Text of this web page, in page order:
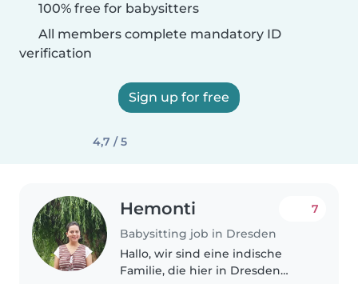
100% free for babysitters
All members complete mandatory ID
verification
Sign up for free
4,7 / 5
Hemonti
Babysitting job in Dresden
7
Hallo, wir sind eine indische
Familie, die hier in Dresden